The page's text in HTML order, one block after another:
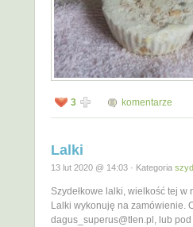
3 komentarze
Lalki
13 lut 2020 @ 14:03 · Kategoria
Szydełkowe lalki, wielkość tej w
Lalki wykonuję na zamówienie.
dagus_superus@tlen.pl, lub pod